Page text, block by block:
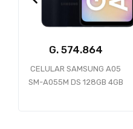
G.
CELULAR SAMSUNG A05
SM-A055M DS 128GB 4GB